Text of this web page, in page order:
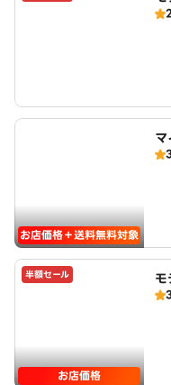
お店価格＋送料無料対象
半額セール
お店価格
バ